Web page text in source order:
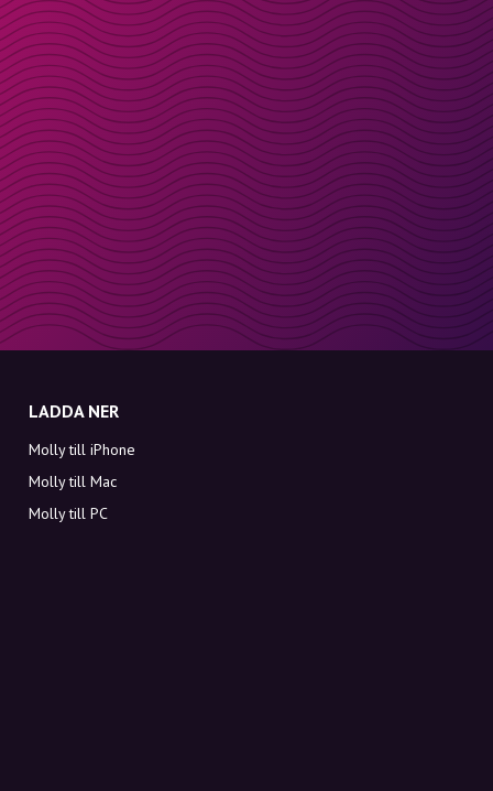
LADDA NER
Molly till iPhone
Molly till Mac
Molly till PC